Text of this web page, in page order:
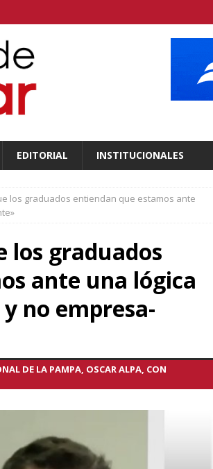
EDITORIAL INSTITUCIONALES
los graduados entiendan que estamos ante
los graduados
ante una lógica
no empresa-
DE LA PAMPA, OSCAR ALPA, CON